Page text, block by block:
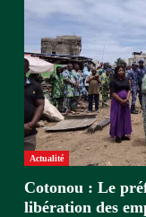
Actualité
Cotonou : Le
libération des